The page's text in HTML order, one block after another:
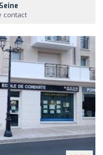
contact